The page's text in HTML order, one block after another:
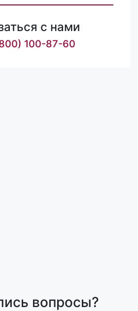
с нами
100-87-60
вопросы?